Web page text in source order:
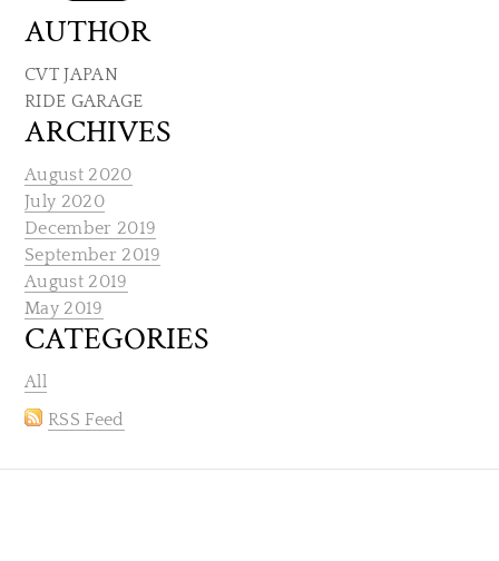
AUTHOR
CVT JAPAN
RIDE GARAGE
ARCHIVES
August 2020
July 2020
December 2019
September 2019
August 2019
May 2019
CATEGORIES
All
RSS Feed